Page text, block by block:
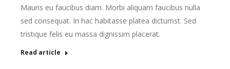
Mauris eu faucibus diam. Morbi aliquam faucibus nulla
sed consequat. In hac habitasse platea dictumst. Sed
tristique felis eu massa dignissim placerat.
Read article